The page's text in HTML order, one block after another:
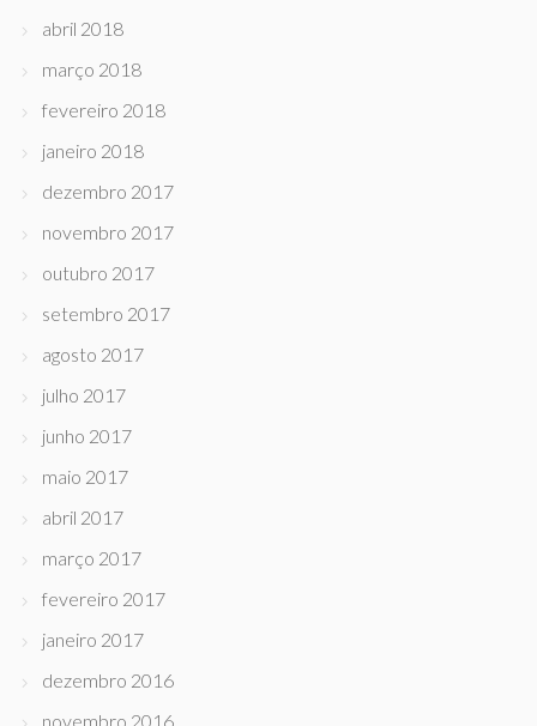
abril 2018
março 2018
fevereiro 2018
janeiro 2018
dezembro 2017
novembro 2017
outubro 2017
setembro 2017
agosto 2017
julho 2017
junho 2017
maio 2017
abril 2017
março 2017
fevereiro 2017
janeiro 2017
dezembro 2016
novembro 2016